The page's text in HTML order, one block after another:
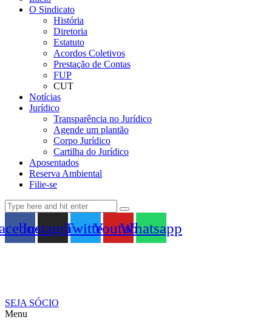
O Sindicato
História
Diretoria
Estatuto
Acordos Coletivos
Prestação de Contas
FUP
CUT
Notícias
Jurídico
Transparência no Jurídico
Agende um plantão
Corpo Jurídico
Cartilha do Jurídico
Aposentados
Reserva Ambiental
Filie-se
InstagramTwitterYoutubeWhatsapp
SEJA SÓCIO
Menu